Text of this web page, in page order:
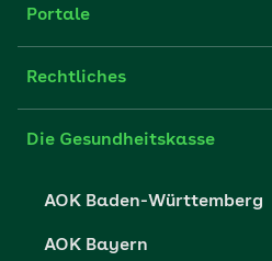
FAQ
Struktur & Verwaltung
Partner der AOK
Portale
Fachportal für Arbeitgeber
Presse- und Politikportal
Vertriebspartner-Service
Rechtliches
Impressum
Die Gesundheitskasse
AOK Baden-Württemberg
AOK Bayern